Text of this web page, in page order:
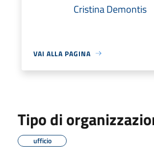
Cristina Demontis
VAI ALLA PAGINA
Tipo di
ufficio